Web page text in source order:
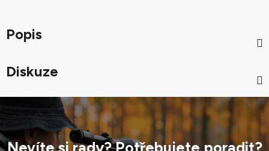
Popis
Diskuze
Nevíte si rady? Potřebujete poradit?